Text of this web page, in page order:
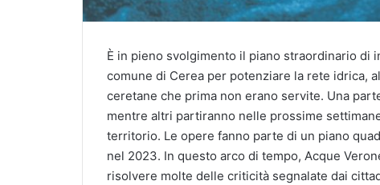
È in pieno svolgimento il piano straordinario di
comune di Cerea per potenziare la rete idrica,
ceretane che prima non erano servite. Una
mentre altri partiranno nelle prossime
territorio. Le opere fanno parte di un piano
nel 2023. In questo arco di tempo, Acque
risolvere molte delle criticità segnalate dai